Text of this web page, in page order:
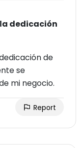
dedicación
de
se
mi negocio.
Report